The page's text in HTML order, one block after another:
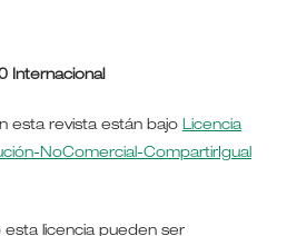
Internacional
esta revista están bajo Licencia
NoComercial-CompartirIgual
esta licencia pueden ser